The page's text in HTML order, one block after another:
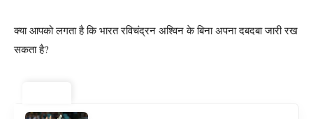
क्या आपको लगता है कि भारत रविचंद्रन अश्विन के बिना अपना दबदबा जारी रख
सकता है?